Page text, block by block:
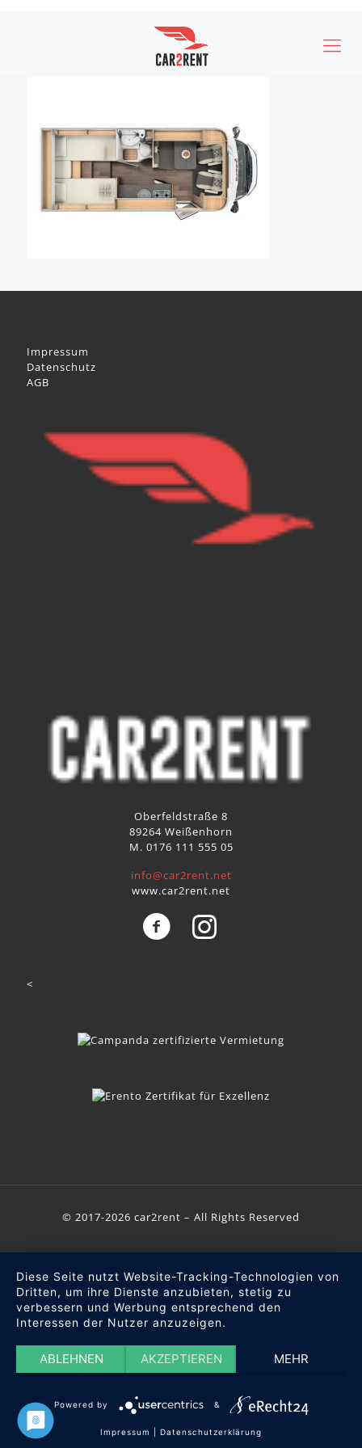
Impressum
Datenschutz
AGB
Oberfeldstraße 8
89264 Weißenhorn
M. 0176 111 555 05
info@car2rent.net
www.car2rent.net
<
© 2017-2026 car2rent – All Rights Reserved
Diese Seite nutzt Website-Tracking-Technologien von
Dritten, um ihre Dienste anzubieten, stetig zu
verbessern und Werbung entsprechend den
Interessen der Nutzer anzuzeigen.
ABLEHNEN AKZEPTIEREN MEHR
Powered by &
Impressum Datenschutzerklärung